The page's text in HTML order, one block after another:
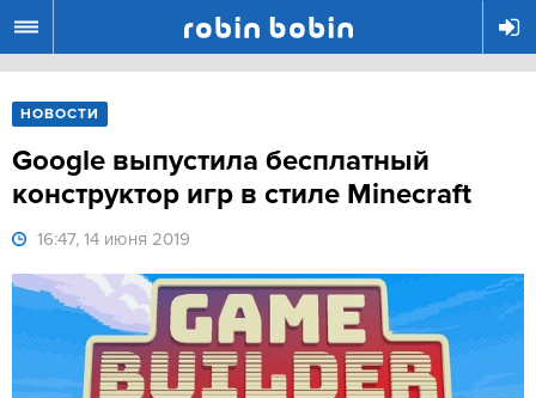
НОВОСТИ
Google выпустила бесплатный
конструктор игр в стиле Minecraft
16:47, 14 июня 2019